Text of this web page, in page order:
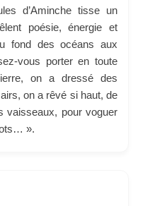
d’Aminche tisse un
poésie, énergie et
fond des océans aux
vous porter en toute
on a dressé des
on a rêvé si haut, de
vaisseaux, pour voguer
».